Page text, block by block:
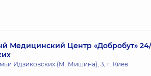
Медицинский Центр «Добробут» 24/
Идзиковских (М. Мишина), 3, г. Киев